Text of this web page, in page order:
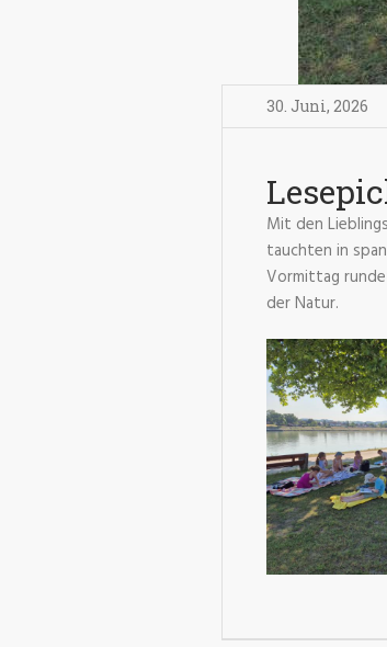
30. Juni, 2026
Mit den
tauchten in
Vormittag
der Natur.